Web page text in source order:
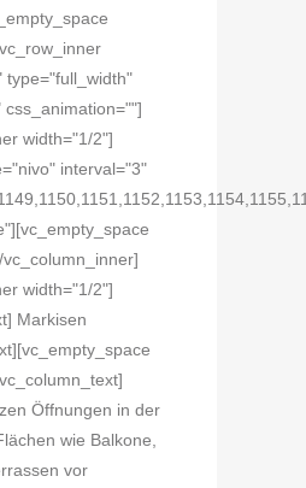
type="full_width"
width="1/2"]
interval="3"
width="1/2"]
Markisen
Öffnungen in der
wie Balkone,
vor